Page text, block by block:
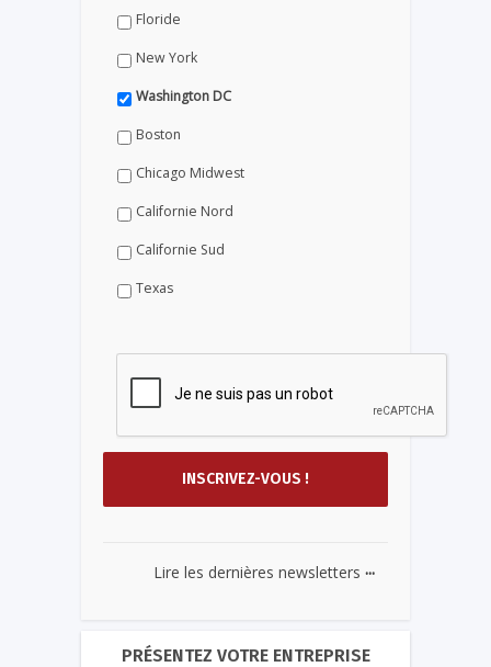
Floride
New York
Washington DC
Boston
Chicago Midwest
Californie Nord
Californie Sud
Texas
Lire les dernières newsletters ...
PRÉSENTEZ VOTRE ENTREPRISE